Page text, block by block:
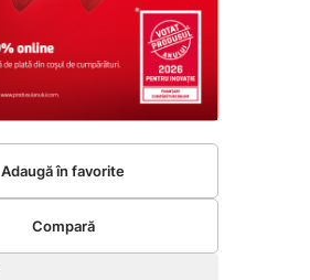
Adaugă în favorite
Compară